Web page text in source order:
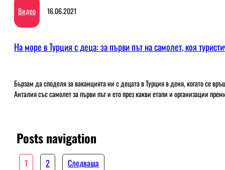
Видео 16.06.2021
На море в Турция с деца: за първи път на самолет, коя
Бързам да споделя за ваканцията ни с децата в Турция в деня, когато се
Анталия със самолет за първи път и ето през какви етапи и организации
Posts navigation
1 2 Следваща